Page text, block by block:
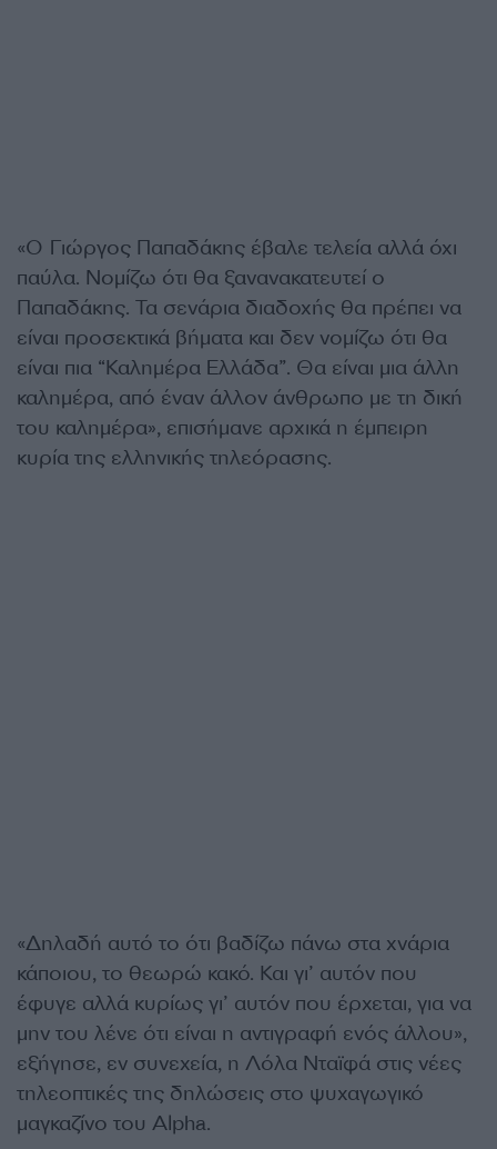
«Ο Γιώργος Παπαδάκης έβαλε τελεία αλλά όχι
παύλα. Νομίζω ότι θα ξανανακατευτεί ο
Παπαδάκης. Τα σενάρια διαδοχής θα πρέπει να
είναι προσεκτικά βήματα και δεν νομίζω ότι θα
είναι πια “Καλημέρα Ελλάδα”. Θα είναι μια άλλη
καλημέρα, από έναν άλλον άνθρωπο με τη δική
του καλημέρα», επισήμανε αρχικά η έμπειρη
κυρία της ελληνικής τηλεόρασης.
«Δηλαδή αυτό το ότι βαδίζω πάνω στα χνάρια
κάποιου, το θεωρώ κακό. Και γι’ αυτόν που
έφυγε αλλά κυρίως γι’ αυτόν που έρχεται, για να
μην του λένε ότι είναι η αντιγραφή ενός άλλου»,
εξήγησε, εν συνεχεία, η Λόλα Νταϊφά στις νέες
τηλεοπτικές της δηλώσεις στο ψυχαγωγικό
μαγκαζίνο του Alpha.